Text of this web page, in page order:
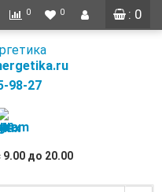
: 0
0 0
98-27
до 20.00